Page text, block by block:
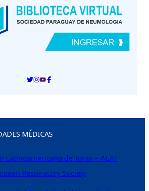
MÉDICAS
Latinoamericana de Torax – ALAT
Respiratory Society